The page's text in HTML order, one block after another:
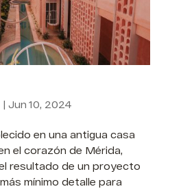
| Jun 10, 2024
en una antigua casa
el corazón de Mérida,
resultado de un proyecto
mínimo detalle para